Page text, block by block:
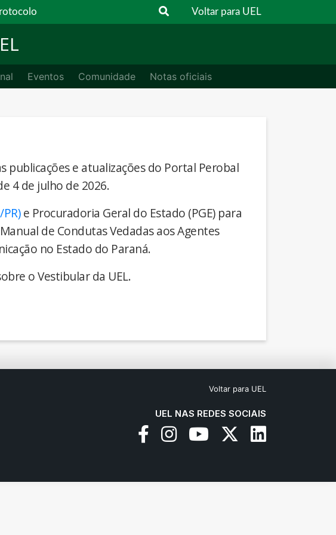
Voltar para UEL
Eventos Comunidade Notas oficiais
publicações e atualizações do Portal Perobal
4 de julho de 2026.
e Procuradoria Geral do Estado (PGE) para
de Condutas Vedadas aos Agentes
no Estado do Paraná.
o Vestibular da UEL.
Voltar para UEL
UEL NAS REDES SOCIAIS